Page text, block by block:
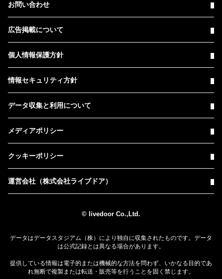
お問い合わせ
広告掲載について
個人情報保護方針
情報セキュリティ方針
データ収集と利用について
メディアポリシー
クッキーポリシー
運営会社（株式会社ライブドア）
© livedoor Co.,Ltd.
データはデータスタジアム（株）により独自に収集されたものです。データ
は公式記録とは異なる場合があります。
提供している情報は電子的または機械的な方法を問わず、いかなる目的であ
れ無断で複製または転送・販売等を行うことを固く禁じます。